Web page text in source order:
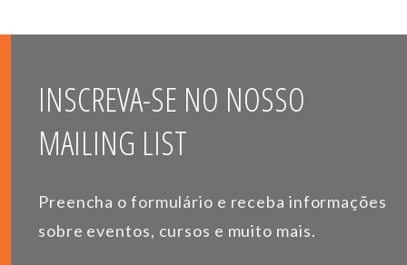
INSCREVA-SE NO NOSSO
MAILING LIST
Preencha o formulário e receba informações
sobre eventos, cursos e muito mais.